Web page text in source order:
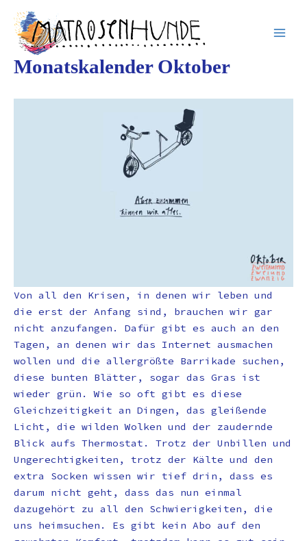
springen
Inhalt
springen
Monatskalender Oktober
Von all den Krisen, in denen wir leben und
die erst der Anfang sind, brauchen wir gar
nicht anzufangen. Dafür gibt es auch an den
Tagen, an denen wir das Internet ausmachen
wollen und die allergrößte Barrikade suchen,
diese bunten Blätter, sogar das Gras ist
wieder grün. Wie so oft gibt es diese
Gleichzeitigkeit an Dingen, das gleißende
Licht, die wilden Wolken und der zaudernde
Blick aufs Thermostat. Trotz der Unbillen und
Ungerechtigkeiten, trotz der Kälte und den
extra Socken wissen wir tief drin, dass es
darum nicht geht, dass das nun einmal
dazugehört zu all den Schwierigkeiten, die
uns heimsuchen. Es gibt kein Abo auf den